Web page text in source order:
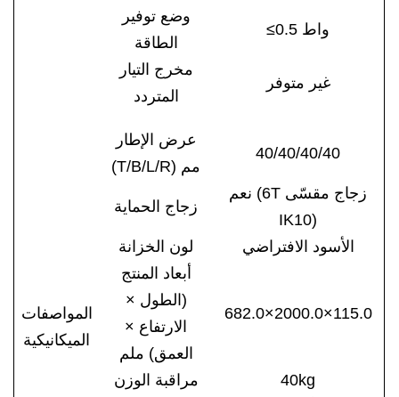
وضع توفير
الطاقة
≤0.5 واط
مخرج التيار
المتردد
غير متوفر
المواصفات
الميكانيكية
عرض الإطار
(T/B/L/R) مم
40/40/40/40
زجاج الحماية
نعم (6T زجاج مقسّى
IK10)
لون الخزانة
الأسود الافتراضي
أبعاد المنتج
(الطول ×
الارتفاع ×
العمق) ملم
682.0×2000.0×115.0
مراقبة الوزن 40kg